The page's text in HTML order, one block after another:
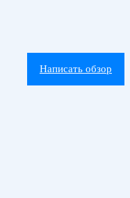
Написать обзор